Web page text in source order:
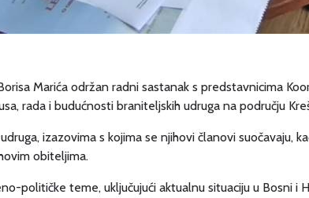
Marića održan radni sastanak s predstavnicima
rada i budućnosti braniteljskih udruga na području
izazovima s kojima se njihovi članovi
obiteljima.
političke teme, uključujući aktualnu situaciju u Bosni